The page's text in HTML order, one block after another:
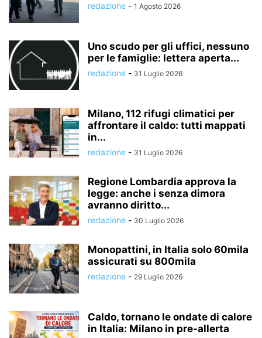
redazione - 1 Agosto 2026
Uno scudo per gli uffici, nessuno
per le famiglie: lettera aperta...
redazione - 31 Luglio 2026
Milano, 112 rifugi climatici per
affrontare il caldo: tutti mappati
in...
redazione - 31 Luglio 2026
Regione Lombardia approva la
legge: anche i senza dimora
avranno diritto...
redazione - 30 Luglio 2026
Monopattini, in Italia solo 60mila
assicurati su 800mila
redazione - 29 Luglio 2026
Caldo, tornano le ondate di calore
in Italia: Milano in pre-allerta